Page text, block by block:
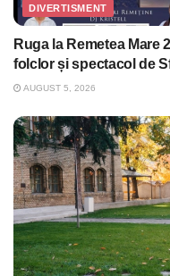
DIVERTISMENT
Ruga la Remetea Mare
folclor și spectacol de
AUGUST 5, 2026